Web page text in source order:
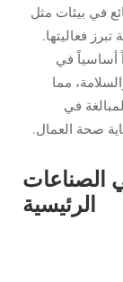
في بيئات مثل
فعاليتها.
أساسياً في
مما
في
صحة العمال.
الصناعات
الرئيسية